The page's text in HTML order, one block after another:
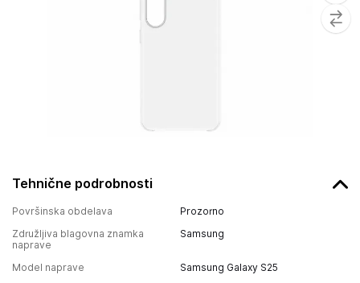
Tehnične podrobnosti
Površinska obdelava
Prozorno
Združljiva blagovna znamka
naprave
Samsung
Model naprave
Samsung Galaxy S25